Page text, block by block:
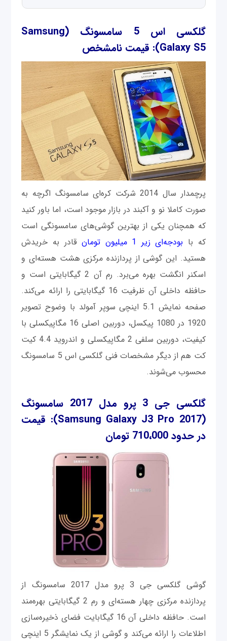
گلکسی اس 5 سامسونگ
(Samsung
Galaxy S5) : قیمت نامشخص
پرچمدار سال 2014 شرکت کره‌ای سامسونگ اگرچه به
صورت کاملا نو و آکبند در بازار موجود است، اما باور کنید
که همچنان یکی از بهترین گوشی‌های سامسونگی است
که با بودجه‌ای زیر 1 میلیون تومان
قادر به خریدش
هستید. این گوشی از پردازنده مرکزی هشت هسته‌ای و
اسکنر انگشت بهره می‌برد. رم آن 2 گیگابایتی است و
حافظه داخلی آن ظرفیت 16 گیگابایتی را ارائه می‌کند.
صفحه نمایش 5.1 اینچی سوپر آمولد با وضوح تصویر
1920 در 1080 پیکسل، دوربین اصلی 16 مگاپیکسلی با
کیفیت، دوربین سلفی 2 مگاپیکسلی و اندروید 4.4 کیت
کت هم از دیگر مشخصات فنی گلکسی اس 5 سامسونگ
محسوب می‌شوند.
گلکسی جی 3 پرو مدل 2017 سامسونگ
(Samsung Galaxy J3 Pro 2017)
: قیمت
در حدود 710،000 تومان
گوشی گلکسی جی 3 پرو مدل 2017 سامسونگ از
پردازنده مرکزی چهار هسته‌ای و رم 2 گیگابایتی بهره‌مند
است. حافظه داخلی آن 16 گیگابایت فضای ذخیره‌سازی
اطلاعات را ارائه می‌کند و گوشی از یک نمایشگر 5 اینچی